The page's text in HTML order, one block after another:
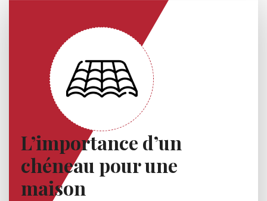
L’importance d’un
chéneau pour une
maison